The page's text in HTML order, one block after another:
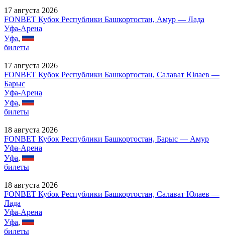
17 августа 2026
FONBET Кубок Республики Башкортостан, Амур — Лада
Уфа-Арена
Уфа,
билеты
17 августа 2026
FONBET Кубок Республики Башкортостан, Салават Юлаев —
Барыс
Уфа-Арена
Уфа,
билеты
18 августа 2026
FONBET Кубок Республики Башкортостан, Барыс — Амур
Уфа-Арена
Уфа,
билеты
18 августа 2026
FONBET Кубок Республики Башкортостан, Салават Юлаев —
Лада
Уфа-Арена
Уфа,
билеты